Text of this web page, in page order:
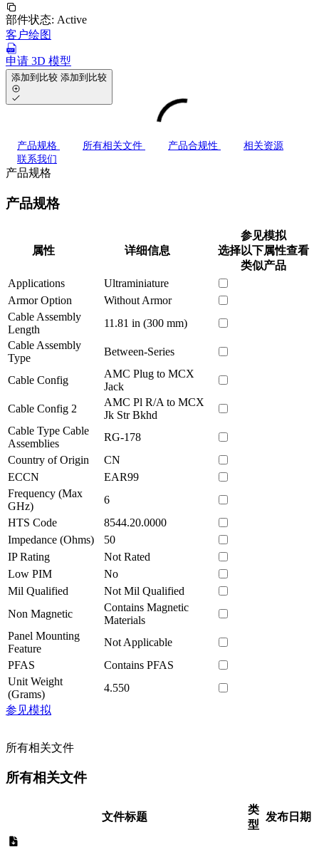
部件状态: Active
客户绘图
申请 3D 模型
添加到比较 添加到比较
产品规格 所有相关文件 产品合规性
相关资源
联系我们
产品规格
产品规格
属性 详细信息
参见模拟
选择以下属性查看
类似产品
Applications
Ultraminiature
Armor Option
Without Armor
Cable Assembly
Length
11.81 in (300 mm)
Cable Assembly
Type
Between-Series
Cable Config
AMC Plug to MCX
Jack
Cable Config 2
AMC Pl R/A to MCX
Jk Str Bkhd
Cable Type Cable
Assemblies
RG-178
Country of Origin
CN
ECCN
EAR99
Frequency (Max
GHz)
6
HTS Code
8544.20.0000
Impedance (Ohms)
50
IP Rating
Not Rated
Low PIM
No
Mil Qualified
Not Mil Qualified
Non Magnetic
Contains Magnetic
Materials
Panel Mounting
Feature
Not Applicable
PFAS
Contains PFAS
Unit Weight
(Grams)
4.550
参见模拟
所有相关文件
所有相关文件
文件标题
类
型
发布日期